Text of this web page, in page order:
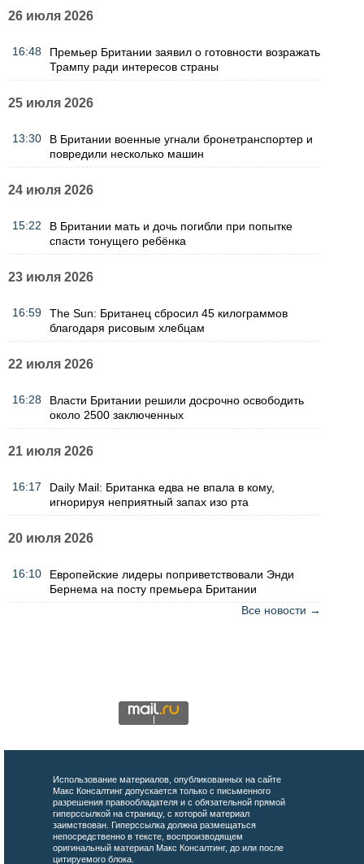
26 июля 2026
16:48
Премьер Британии заявил о готовности возражать
Трампу ради интересов страны
25 июля 2026
13:30
В Британии военные угнали бронетранспортер и
повредили несколько машин
24 июля 2026
15:22
В Британии мать и дочь погибли при попытке
спасти тонущего ребёнка
23 июля 2026
16:59
The Sun: Британец сбросил 45 килограммов
благодаря рисовым хлебцам
22 июля 2026
16:28
Власти Британии решили досрочно освободить
около 2500 заключенных
21 июля 2026
16:17
Daily Mail: Британка едва не впала в кому,
игнорируя неприятный запах изо рта
20 июля 2026
16:10
Европейские лидеры поприветствовали Энди
Бернема на посту премьера Британии
Все новости →
Использование материалов, опубликованных на сайте
Макс Консалтинг допускается только с письменного
разрешения правообладателя и с обязательной прямой
гиперссылкой на страницу, с которой материал
заимствован. Гиперссылка должна размещаться
непосредственно в тексте, воспроизводящем
оригинальный материал Макс Консалтинг, до или после
цитируемого блока.